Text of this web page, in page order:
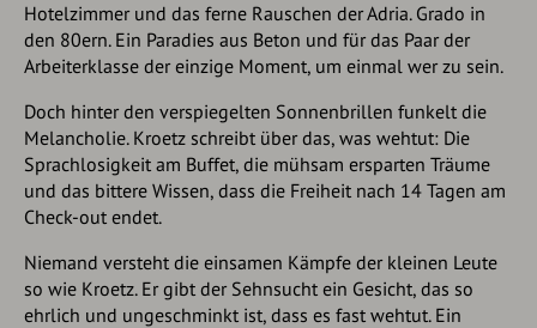
Hotelzimmer und das ferne Rauschen der Adria. Grado in
den 80ern. Ein Paradies aus Beton und für das Paar der
Arbeiterklasse der einzige Moment, um einmal wer zu sein.
Doch hinter den verspiegelten Sonnenbrillen funkelt die
Melancholie. Kroetz schreibt über das, was wehtut: Die
Sprachlosigkeit am Buffet, die mühsam ersparten Träume
und das bittere Wissen, dass die Freiheit nach 14 Tagen am
Check-out endet.
Niemand versteht die einsamen Kämpfe der kleinen Leute
so wie Kroetz. Er gibt der Sehnsucht ein Gesicht, das so
ehrlich und ungeschminkt ist, dass es fast wehtut. Ein